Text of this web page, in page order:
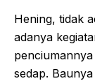
Hening, tidak
adanya
sedap.